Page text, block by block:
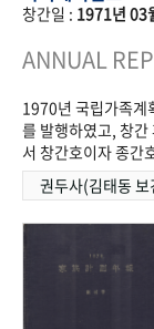
창간일 : 1971년 03
ANNUAL
1970년 국립가족계
를 발행하였고, 창
서 창간호이자 종간
권두사(김태동